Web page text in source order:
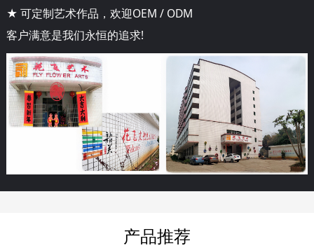
★ 可定制艺术作品，欢迎OEM / ODM
客户满意是我们永恒的追求!
产品推荐